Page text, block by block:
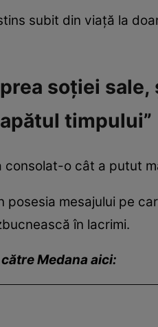
subit din viață la
soției
timpului”
o cât a putut
mesajului pe
în lacrimi.
Medana aici: